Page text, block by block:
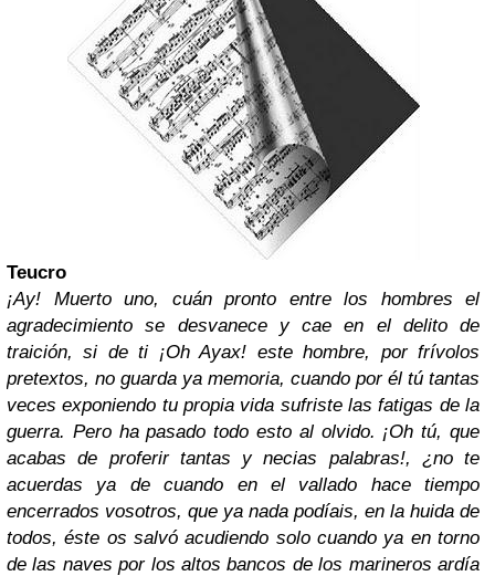
Teucro
¡Ay! Muerto uno, cuán pronto entre los hombres el
agradecimiento se desvanece y cae en el delito de
traición, si de ti ¡Oh Ayax! este hombre, por frívolos
pretextos, no guarda ya memoria, cuando por él tú tantas
veces exponiendo tu propia vida sufriste las fatigas de la
guerra. Pero ha pasado todo esto al olvido. ¡Oh tú, que
acabas de proferir tantas y necias palabras!, ¿no te
acuerdas ya de cuando en el vallado hace tiempo
encerrados vosotros, que ya nada podíais, en la huida de
todos, éste os salvó acudiendo solo cuando ya en torno
de las naves por los altos bancos de los marineros ardía